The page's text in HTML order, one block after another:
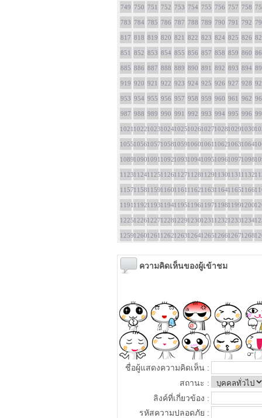
749 750 751 752 753 754 755 756 757 758
783 784 785 786 787 788 789 790 791 792
817 818 819 820 821 822 823 824 825 826
851 852 853 854 855 856 857 858 859 860
885 886 887 888 889 890 891 892 893 894
919 920 921 922 923 924 925 926 927 928
953 954 955 956 957 958 959 960 961 962
987 988 989 990 991 992 993 994 995 996
1021102210231024102510261027102810291030
1055105610571058105910601061106210631064
1089109010911092109310941095109610971098
1123112411251126112711281129113011311132
1157115811591160116111621163116411651166
1191119211931194119511961197119811991200
1225122612271228122912301231123212331234
1259126012611262126312641265126612671268
ความคิดเห็นของผู้เข้าชม
ชื่อผู้แสดงความคิดเห็น :
สถานะ :
ลิงค์ที่เกี่ยวข้อง :
รหัสความปลอดภัย :